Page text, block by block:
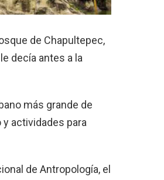
de Chapultepec,
decía antes a la
más grande de
y actividades para
de Antropología, el